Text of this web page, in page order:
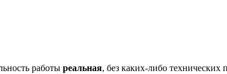
работы реальная, без каких-либо